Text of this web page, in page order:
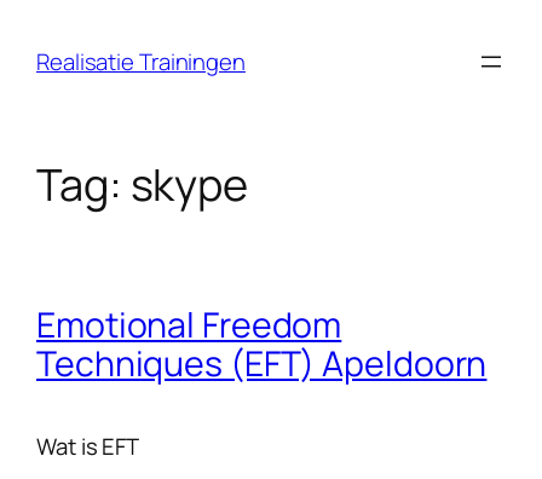
Realisatie Trainingen
Tag: skype
Emotional Freedom
Techniques (EFT) Apeldoorn
Wat is EFT